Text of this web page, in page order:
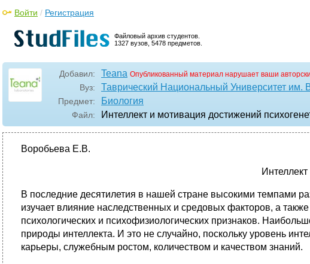
Файловый архив студентов.
1327 вузов, 5478 предметов.
Войти / Регистрация
Добавил: Teana Опубликованный материал нарушает ваши
Вуз: Таврический Национальный Университет им.
Предмет: Биология
Файл: Интеллект и мотивация достижений
Воробьева Е.В.
В последние десятилетия в нашей стране высокими темпами
изучает влияние наследственных и средовых факторов, а
психологических и психофизиологических признаков.
природы интеллекта. И это не случайно, поскольку уровень
карьеры, служебным ростом, количеством и качеством знаний.